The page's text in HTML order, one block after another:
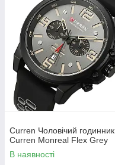
Curren Чоловічий годинник
Curren Monreal Flex Grey
В наявності